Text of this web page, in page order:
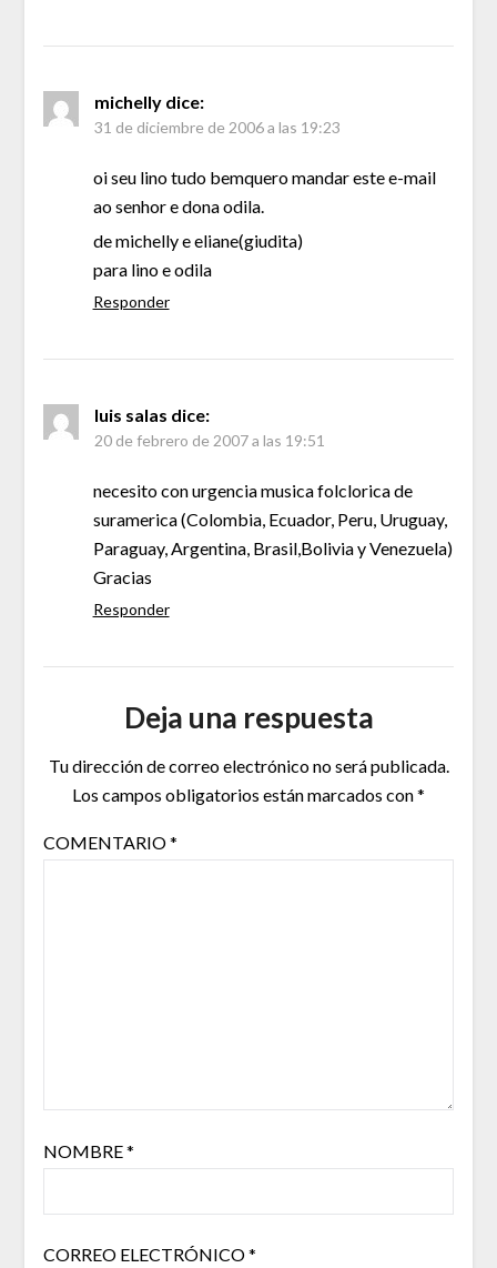
michelly dice:
31 de diciembre de 2006 a las 19:23
oi seu lino tudo bemquero mandar este e-mail
ao senhor e dona odila.
de michelly e eliane(giudita)
para lino e odila
Responder
luis salas dice:
20 de febrero de 2007 a las 19:51
necesito con urgencia musica folclorica de
suramerica (Colombia, Ecuador, Peru, Uruguay,
Paraguay, Argentina, Brasil,Bolivia y Venezuela)
Gracias
Responder
Deja una respuesta
Tu dirección de correo electrónico no será publicada.
Los campos obligatorios están marcados con*
COMENTARIO*
NOMBRE*
CORREO ELECTRÓNICO*